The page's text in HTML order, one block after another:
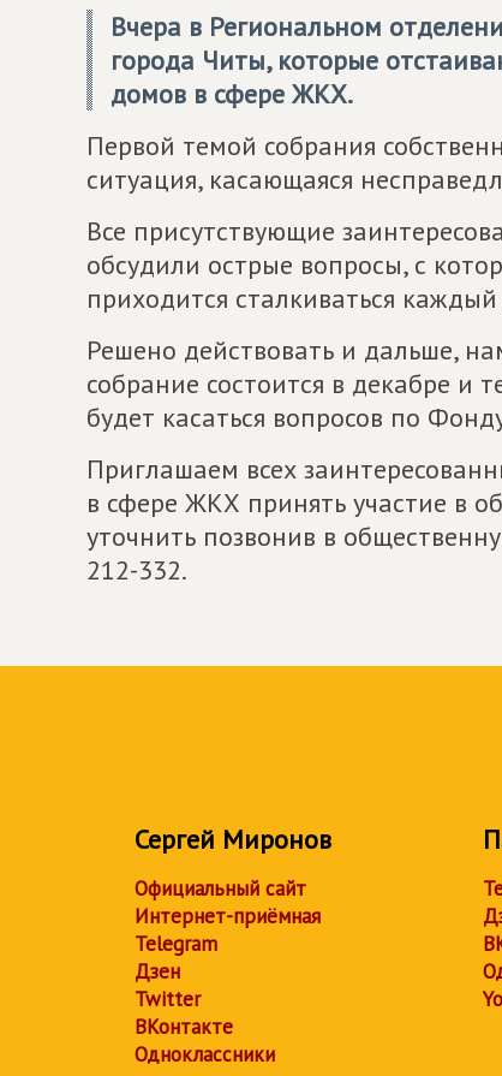
Вчера в Региональном
города Читы, которые
домов в сфере ЖКХ.
Первой темой собрания
ситуация, касающаяся
Все присутствующие
обсудили острые вопросы, с
приходится сталкиваться
Решено действовать и дальше,
собрание состоится в декабре и
будет касаться вопросов по
Приглашаем всех
в сфере ЖКХ принять участие в
уточнить позвонив в
212-332.
Сергей Миронов
Официальный сайт
Интернет-приёмная
Telegram
Дзен
Twitter
ВКонтакте
Одноклассники